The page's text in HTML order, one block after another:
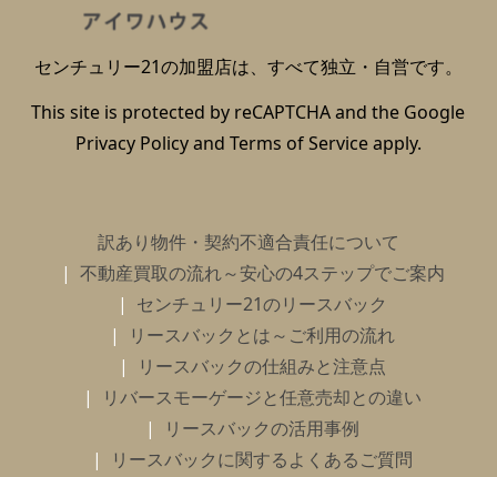
センチュリー21の加盟店は、すべて独立・自営です。
This site is protected by reCAPTCHA and the Google
Privacy Policyand Terms of Serviceapply.
訳あり物件・契約不適合責任について
不動産買取の流れ～安心の4ステップでご案内
センチュリー21のリースバック
リースバックとは～ご利用の流れ
リースバックの仕組みと注意点
リバースモーゲージと任意売却との違い
リースバックの活用事例
リースバックに関するよくあるご質問